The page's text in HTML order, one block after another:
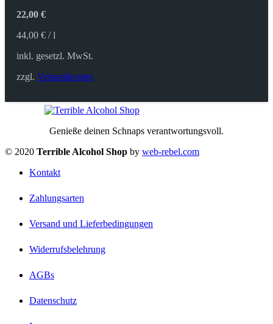
22,00€
44,00€ /l
inkl. gesetzl. MwSt.
zzgl.Versandkosten
Genieße deinen Schnaps verantwortungsvoll.
© 2020 Terrible Alcohol Shop by web-rebel.com
Kontakt
Zahlungsarten
Versand und Lieferbedingungen
Widerrufsbelehrung
AGBs
Datenschutz